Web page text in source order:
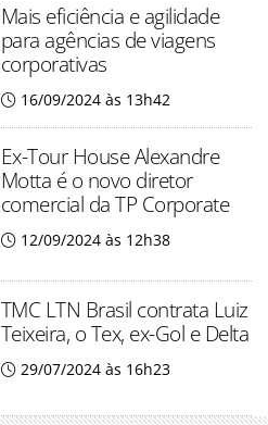
Mais eficiência e agilidade
para agências de viagens
corporativas
16/09/2024 às 13h42
Ex-Tour House Alexandre
Motta é o novo diretor
comercial da TP Corporate
12/09/2024 às 12h38
TMC LTN Brasil contrata Luiz
Teixeira, o Tex, ex-Gol e Delta
29/07/2024 às 16h23